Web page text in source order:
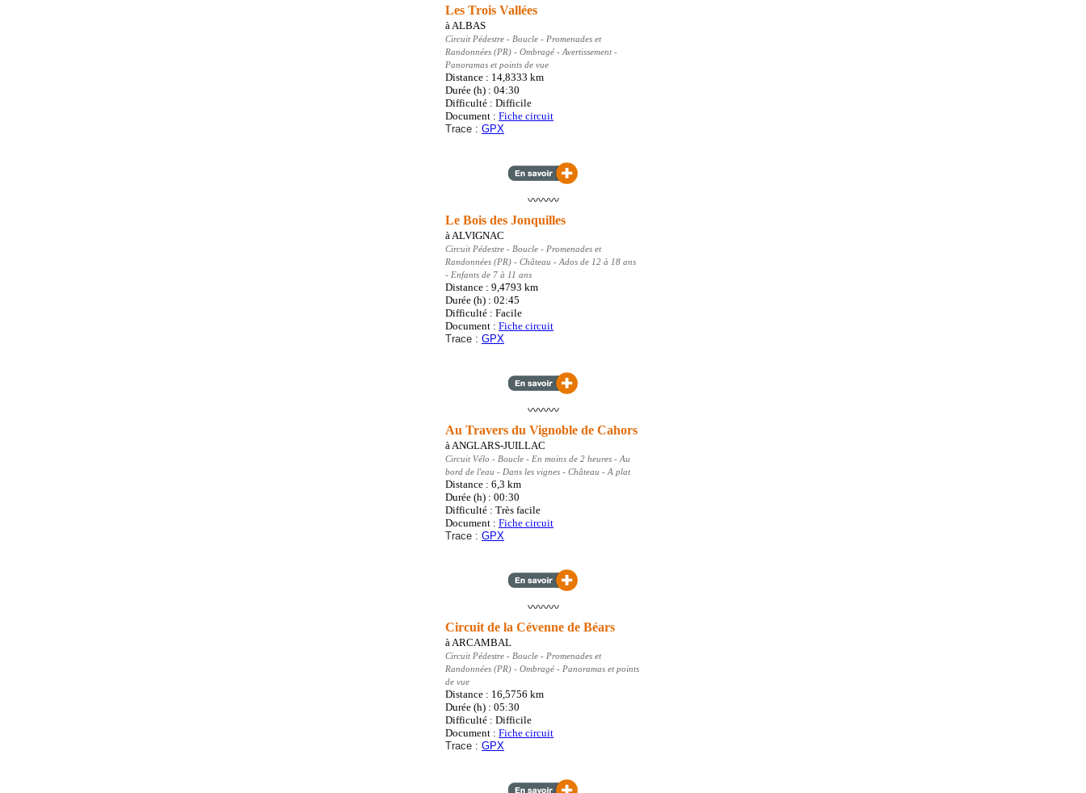
Les Trois Vallées
àALBAS
Circuit Pédestre - Boucle - Promenades et
Randonnées (PR) - Ombragé - Avertissement -
Panoramas et points de vue
Distance : 14,8333 km
Durée (h) : 04:30
Difficulté : Difficile
Document : Fiche circuit
Trace : GPX
〰️〰️〰️
Le Bois des Jonquilles
àALVIGNAC
Circuit Pédestre - Boucle - Promenades et
Randonnées (PR) - Château - Ados de 12 à 18 ans
- Enfants de 7 à 11 ans
Distance : 9,4793 km
Durée (h) : 02:45
Difficulté : Facile
Document : Fiche circuit
Trace : GPX
〰️〰️〰️
Au Travers du Vignoble de Cahors
àANGLARS-JUILLAC
Circuit Vélo - Boucle - En moins de 2 heures - Au
bord de l'eau - Dans les vignes - Château - A plat
Distance : 6,3 km
Durée (h) : 00:30
Difficulté : Très facile
Document : Fiche circuit
Trace : GPX
〰️〰️〰️
Circuit de la Cévenne de Béars
àARCAMBAL
Circuit Pédestre - Boucle - Promenades et
Randonnées (PR) - Ombragé - Panoramas et points
de vue
Distance : 16,5756 km
Durée (h) : 05:30
Difficulté : Difficile
Document : Fiche circuit
Trace : GPX